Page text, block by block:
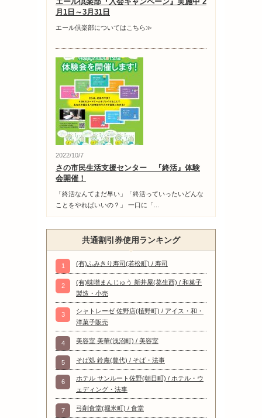
月1日～3月31日
エール倶楽部についてはこちら≫
2022/10/7
さの市民生活支援センター 『終活』体験
会開催！
「終活なんてまだ早い」「終活っていったいどんな
ことをやればいいの？」 一口に「...
共通割引券使用ランキング
1 (有)ふみきり寿司(若松町) / 寿司
2
(有)味噌まんじゅう 新井屋(葛生西) / 和菓子
製造・小売
3
シャトレーゼ 佐野店(植野町) / アイス・和・
洋菓子販売
4 美容室 美華(浅沼町) / 美容室
5 そば処 鈴庵(豊代) / そば・法事
6
ホテル サンルート佐野(朝日町) / ホテル・ウ
ェディング・法事
7 弓削食堂(堀米町) / 食堂